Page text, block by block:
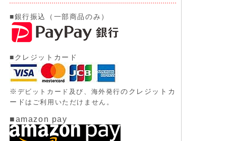
■銀行振込（一部商品のみ）
■クレジットカード
※ デビットカード及び、 海外発行のクレジットカ
ード はご利用いただけません。
■amazon pay